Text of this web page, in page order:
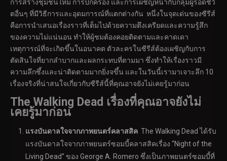
การสร้างชุมชนใหม่ การปกครอง และการเผชิญหน้ากับกลุ่มผู้รอดชีวิ
ตอื่นๆ ที่มีวิธีการและอุดมการณ์ที่แตกต่างกัน หนึ่งในจุดเด่นของซีรีส์
คือการนำเสนอเรื่องราวที่เต็มไปด้วยความตึงเครียดและความรู้สึก
ของความไม่แน่นอน ทำให้ผู้ชมต้องคอยติดตามและคาดเดา
เหตุการณ์ที่จะเกิดขึ้นในอนาคต ตัวละครในซีรีส์ต้องเผชิญกับการ
ตัดสินใจที่ยากลำบากและผลกระทบที่ตามมา ซึ่งทำให้เรื่องราวมี
ความลึกซึ้งและน่าติดตามมากยิ่งจขึ้น และในวันนี้เรามาเจาะลึก 10
เรื่องจริงที่น่าสนใจเกี่ยวกับซีรีส์นี้ที่คุณอาจยังไม่เคยรู้มาก่อน
The Walking Dead เรื่องที่คุณอาจยังไม่
เคยรู้มาก่อน
แรงบันดาลใจจากภาพยนตร์คลาสสิค The Walking Dead ได้รับ
แรงบันดาลใจจากภาพยนตร์ซอมบี้คลาสสิคเรื่อง “Night of the
Living Dead” ของ George A. Romero ซึ่งเป็นภาพยนตร์ซอมบี้ที่